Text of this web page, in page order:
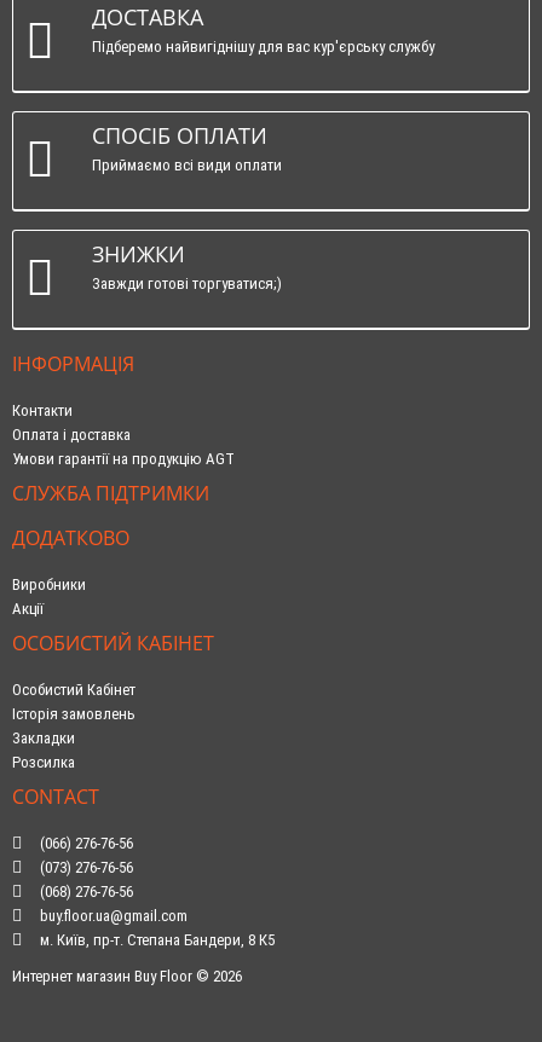
ДОСТАВКА
Підберемо найвигіднішу для вас кур'єрську службу
СПОСІБ ОПЛАТИ
Приймаємо всі види оплати
ЗНИЖКИ
Завжди готові торгуватися;)
ІНФОРМАЦІЯ
Контакти
Оплата і доставка
Умови гарантії на продукцію AGT
СЛУЖБА ПІДТРИМКИ
ДОДАТКОВО
Виробники
Акції
ОСОБИСТИЙ КАБІНЕТ
Особистий Кабінет
Історія замовлень
Закладки
Розсилка
CONTACT
(066) 276-76-56
(073) 276-76-56
(068) 276-76-56
buy.floor.ua@gmail.com
м. Київ, пр-т. Степана Бандери, 8 К5
Интернет магазин Buy Floor © 2026